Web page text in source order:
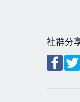
社群分